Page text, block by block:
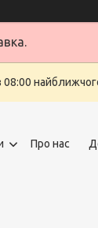
Про нас